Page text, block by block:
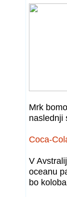
Mrk
naslednji
Coca-
V
oceanu
bo